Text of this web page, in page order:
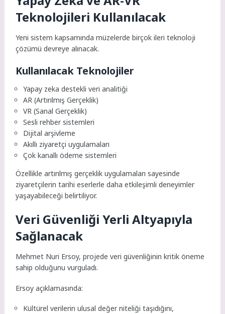
Teknolojileri Kullanılacak
Yeni sistem kapsamında müzelerde birçok ileri teknoloji
çözümü devreye alınacak.
Kullanılacak Teknolojiler
Yapay zeka destekli veri analitiği
AR (Artırılmış Gerçeklik)
VR (Sanal Gerçeklik)
Sesli rehber sistemleri
Dijital arşivleme
Akıllı ziyaretçi uygulamaları
Çok kanallı ödeme sistemleri
Özellikle artırılmış gerçeklik uygulamaları sayesinde
ziyaretçilerin tarihi eserlerle daha etkileşimli deneyimler
yaşayabileceği belirtiliyor.
Veri Güvenliği Yerli Altyapıyla
Sağlanacak
Mehmet Nuri Ersoy, projede veri güvenliğinin kritik öneme
sahip olduğunu vurguladı.
Ersoy açıklamasında:
Kültürel verilerin ulusal değer niteliği taşıdığını,